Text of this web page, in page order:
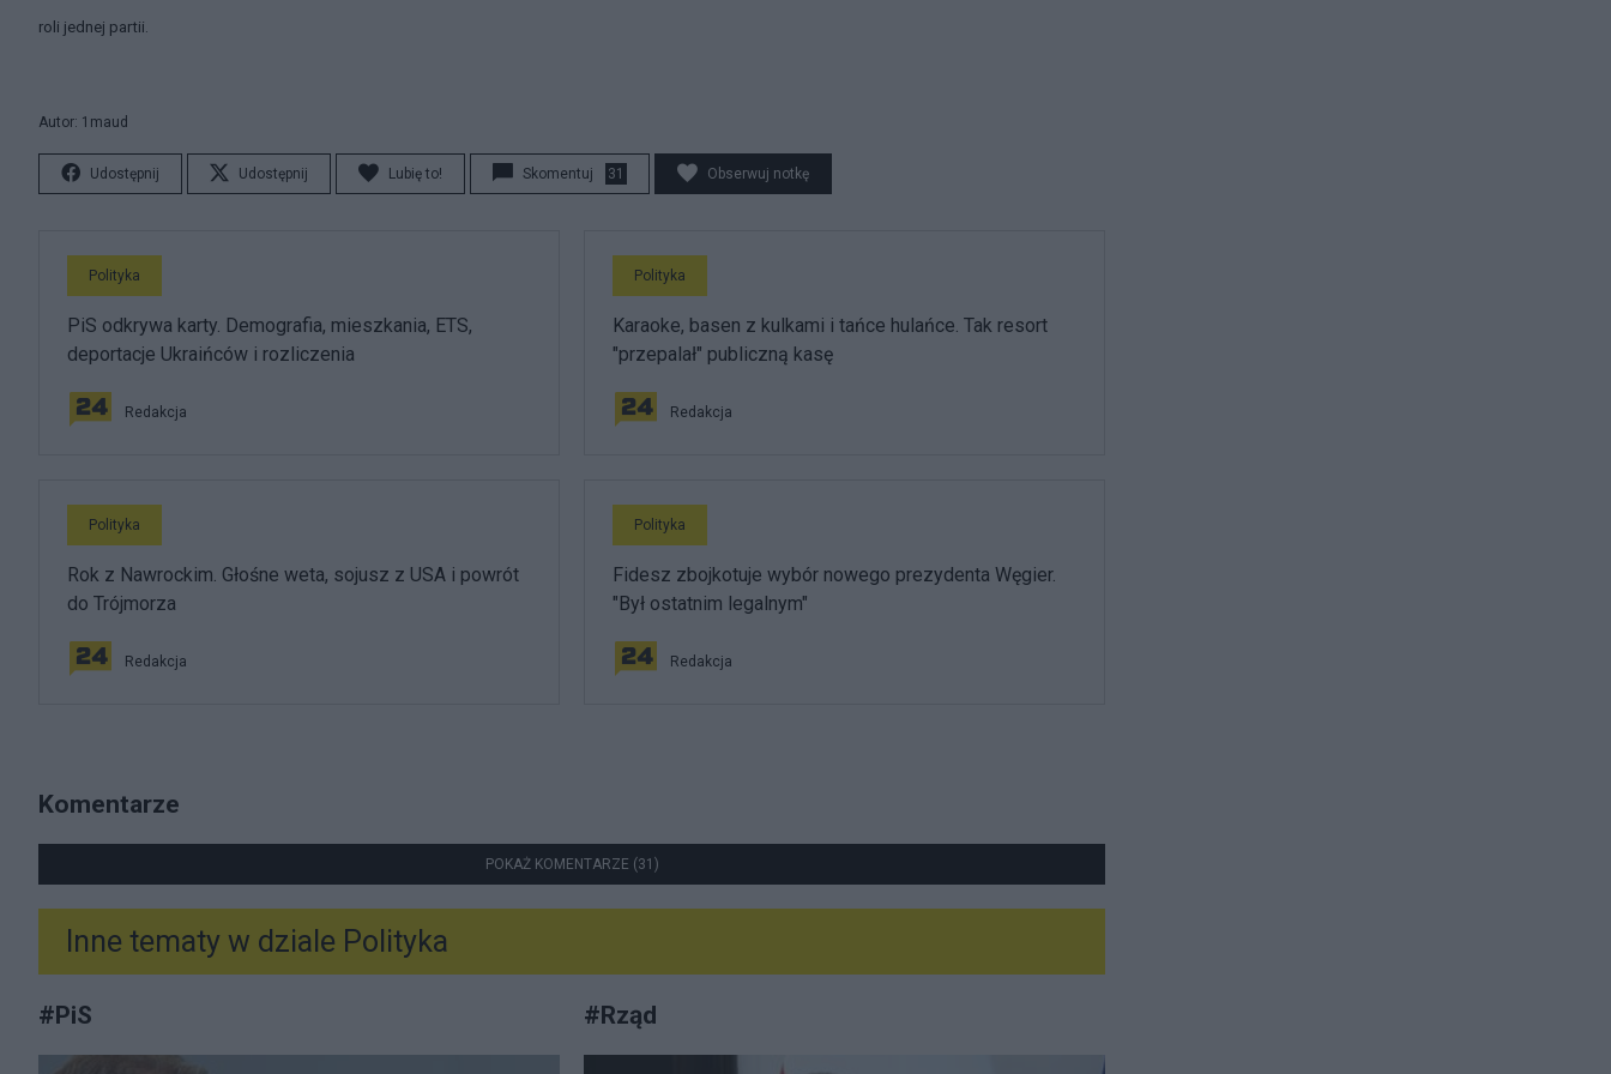
roli jednej partii.
Autor: 1maud
Udostępnij Udostępnij Lubię to! Skomentuj 31 Obserwuj notkę
Polityka
PiS odkrywa karty. Demografia, mieszkania, ETS,
deportacje Ukraińców i rozliczenia
Redakcja
Polityka
Karaoke, basen z kulkami i tańce hulańce. Tak resort
"przepalał" publiczną kasę
Redakcja
Polityka
Rok z Nawrockim. Głośne weta, sojusz z USA i powrót
do Trójmorza
Redakcja
Polityka
Fidesz zbojkotuje wybór nowego prezydenta Węgier.
"Był ostatnim legalnym"
Redakcja
Komentarze
POKAŻ KOMENTARZE (31)
Inne tematy w dziale Polityka
#PiS #Rząd